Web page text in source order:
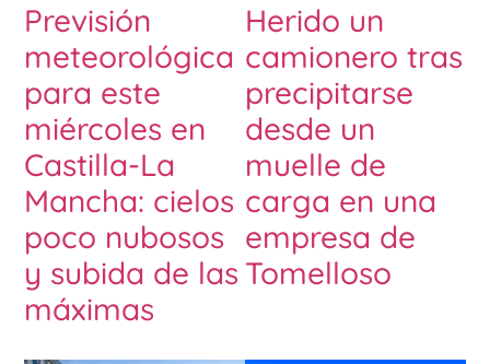
Previsión
meteorológica
para este
miércoles en
Castilla-La
Mancha: cielos
poco nubosos
y subida de las
máximas
Herido un
camionero tras
precipitarse
desde un
muelle de
carga en una
empresa de
Tomelloso